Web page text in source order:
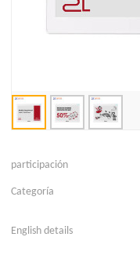
participación
Categoría
English details